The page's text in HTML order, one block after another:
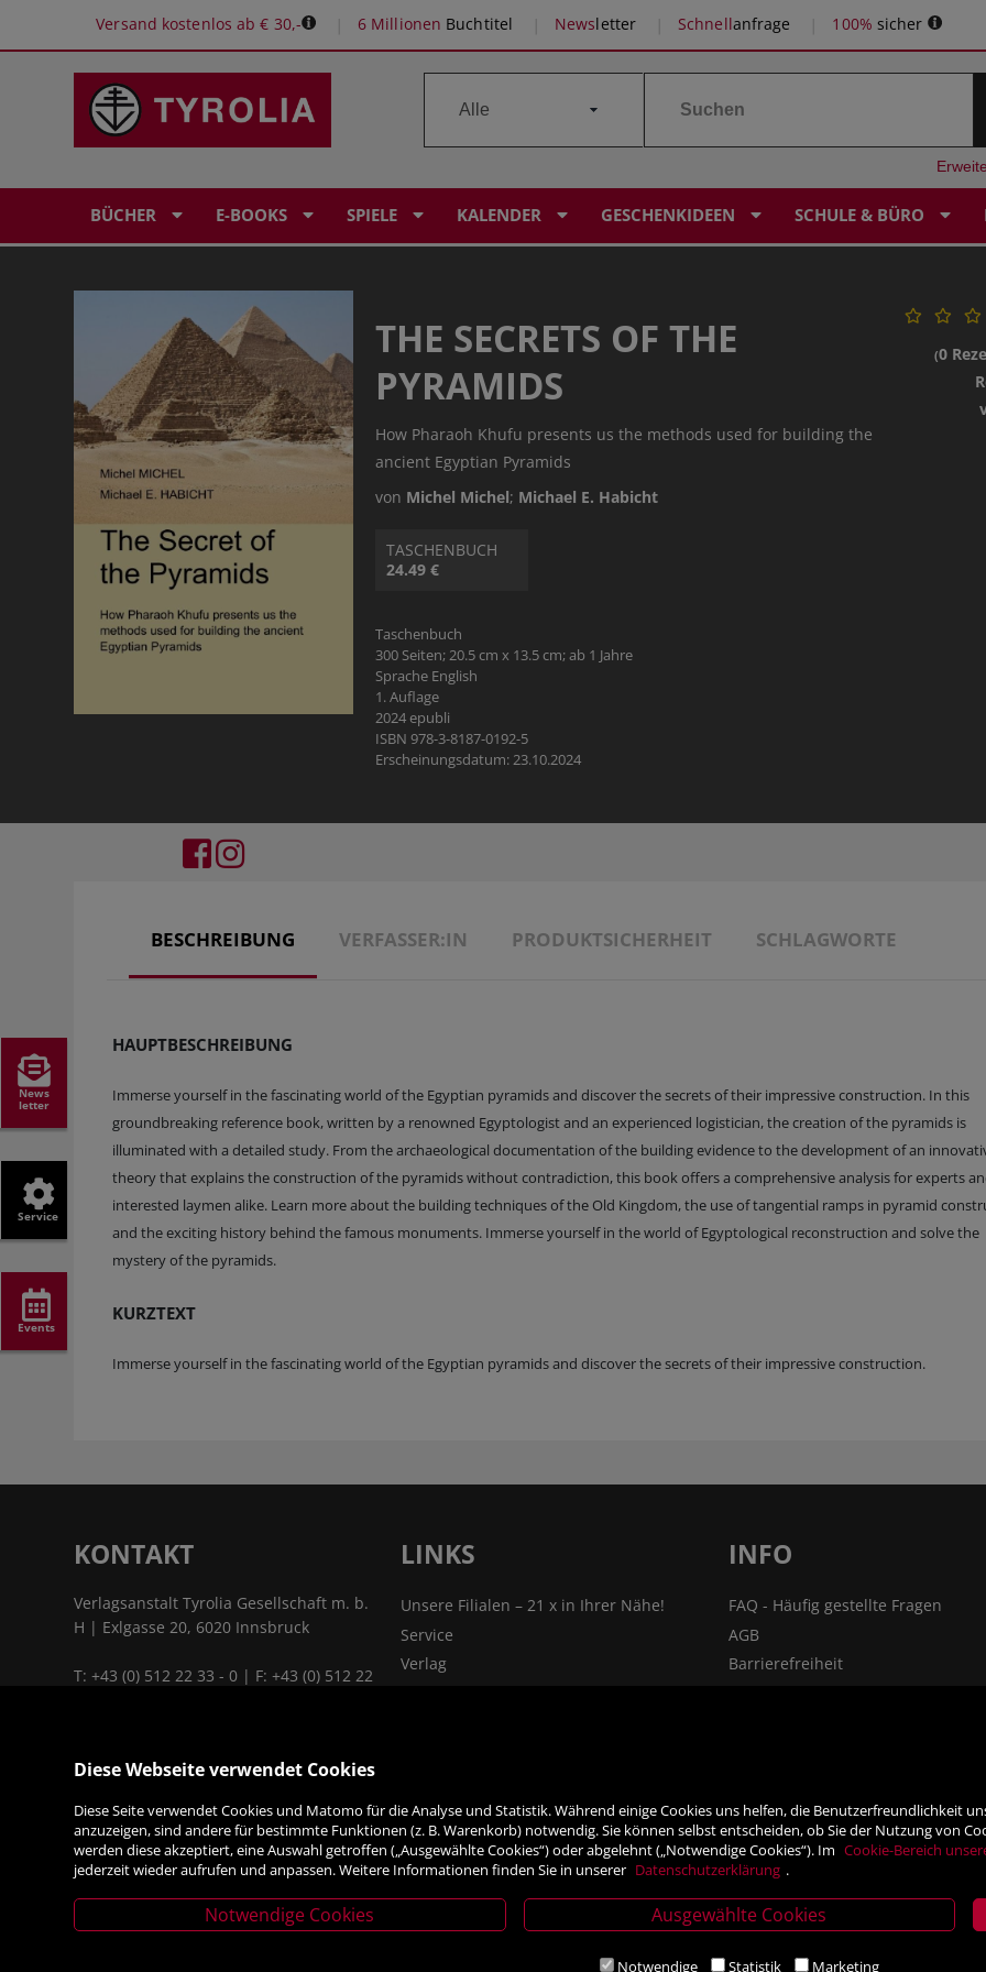
Versand kostenlos ab € 30,- 6 Millionen Buchtitel Newsletter Schnellanfrage 100% sicher
BÜCHER E-BOOKS SPIELE KALENDER GESCHENKIDEEN SCHULE & BÜRO
News
letter
Service
Events
THE SECRETS OF THE
PYRAMIDS
How Pharaoh Khufu presents us the methods used for building the
ancient Egyptian Pyramids
von Michel Michel; Michael E. Habicht
(0
TASCHENBUCH
24.49 €
Taschenbuch
300 Seiten; 20.5 cm x 13.5 cm; ab 1 Jahre
Sprache English
1. Auflage
2024 epubli
ISBN 978-3-8187-0192-5
Erscheinungsdatum: 23.10.2024
BESCHREIBUNG VERFASSER:IN PRODUKTSICHERHEIT SCHLAGWORTE
HAUPTBESCHREIBUNG
Immerse yourself in the fascinating world of the Egyptian pyramids and discover the secrets of their impressive construction. In this
groundbreaking reference book, written by a renowned Egyptologist and an experienced logistician, the creation of the pyramids is
illuminated with a detailed study. From the archaeological documentation of the building evidence to the development of an
theory that explains the construction of the pyramids without contradiction, this book offers a comprehensive analysis for experts
interested laymen alike. Learn more about the building techniques of the Old Kingdom, the use of tangential ramps in pyramid
and the exciting history behind the famous monuments. Immerse yourself in the world of Egyptological reconstruction and solve the
mystery of the pyramids.
KURZTEXT
Immerse yourself in the fascinating world of the Egyptian pyramids and discover the secrets of their impressive construction.
KONTAKT
Verlagsanstalt Tyrolia Gesellschaft m. b.
H | Exlgasse 20, 6020 Innsbruck
T:+43 (0) 512 22 33 - 0 | F: +43 (0) 512 22
ALLES
FÜRS BÜRO
LINKS
Unsere Filialen – 21 x in Ihrer Nähe!
Service
Verlag
INFO
FAQ - Häufig gestellte Fragen
AGB
Barrierefreiheit
Diese Webseite verwendet Cookies
Diese Seite verwendet Cookies und Matomo für die Analyse und Statistik. Während einige Cookies uns helfen, die Benutzerfreundlichkeit
anzuzeigen, sind andere für bestimmte Funktionen (z. B. Warenkorb) notwendig. Sie können selbst entscheiden, ob Sie der Nutzung von
werden diese akzeptiert, eine Auswahl getroffen („Ausgewählte Cookies“) oder abgelehnt („Notwendige Cookies“). Im Cookie-Bereich
jederzeit wieder aufrufen und anpassen. Weitere Informationen finden Sie in unserer Datenschutzerklärung .
Notwendige Cookies Ausgewählte Cookies
Notwendige Statistik Marketing